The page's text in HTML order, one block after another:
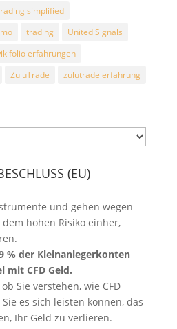
simplified
trading
United Signals
erfahrungen
ZuluTrade zulutrade erfahrung
(EU)
und gehen wegen
hohen Risiko einher,
% der Kleinanlegerkonten
mit CFD Geld.
Sie verstehen, wie CFD
es sich leisten können, das
Ihr Geld zu verlieren.